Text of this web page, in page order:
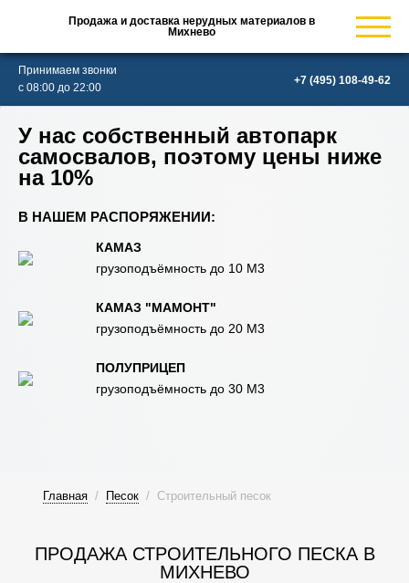
Продажа и доставка нерудных материалов в
Михнево
Принимаем звонки
с 08:00 до 22:00
В НАШЕМ РАСПОРЯЖЕНИИ:
КАМАЗ
грузоподъёмность до 10 М3
КАМАЗ "МАМОНТ"
грузоподъёмность до 20 М3
ПОЛУПРИЦЕП
грузоподъёмность до 30 М3
У нас собственный автопарк
самосвалов, поэтому цены ниже
на 10%
Главная / Песок / Строительный песок
ПРОДАЖА СТРОИТЕЛЬНОГО ПЕСКА В
МИХНЕВО